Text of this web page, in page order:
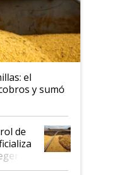
el
y sumó
de
la